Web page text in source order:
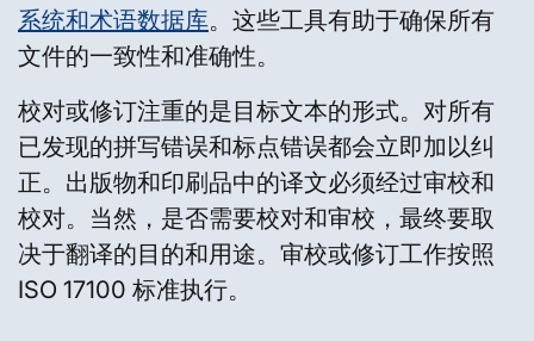
系统和术语数据库。这些工具有助于确保所有
文件的一致性和准确性。
校对或修订注重的是目标文本的形式。对所有
已发现的拼写错误和标点错误都会立即加以纠
正。出版物和印刷品中的译文必须经过审校和
校对。当然，是否需要校对和审校，最终要取
决于翻译的目的和用途。审校或修订工作按照
ISO 17100 标准执行。